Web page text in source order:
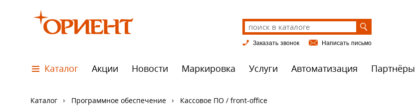
Заказать звонок Написать письмо
Каталог Акции Новости Маркировка Услуги Автоматизация Партнёры
Каталог Программное обеспечение Кассовое ПО / front-office